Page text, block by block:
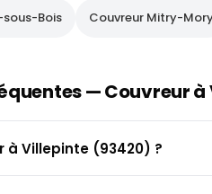
Bois Couvreur Mitry-
— Couvreur à
à Villepinte (93420) ?